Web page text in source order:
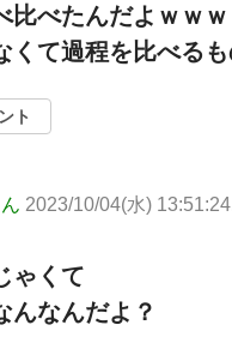
比べたんだよｗｗｗ
くて過程を比べる
ト
2023/10/04(水)
ゃくて
んなんだよ？